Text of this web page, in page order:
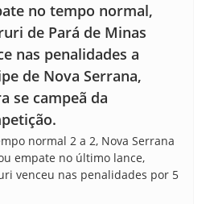
no tempo normal,
de Pará de Minas
nas penalidades a
de Nova Serrana,
se campeã da
normal 2 a 2, Nova Serrana
empate no último lance,
venceu nas penalidades por 5